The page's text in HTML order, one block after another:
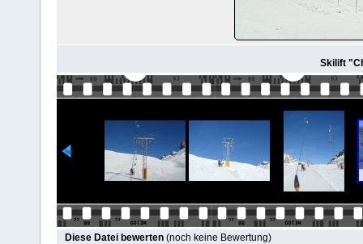
Skilift
Diese Datei bewerten (noch keine Bewertung)